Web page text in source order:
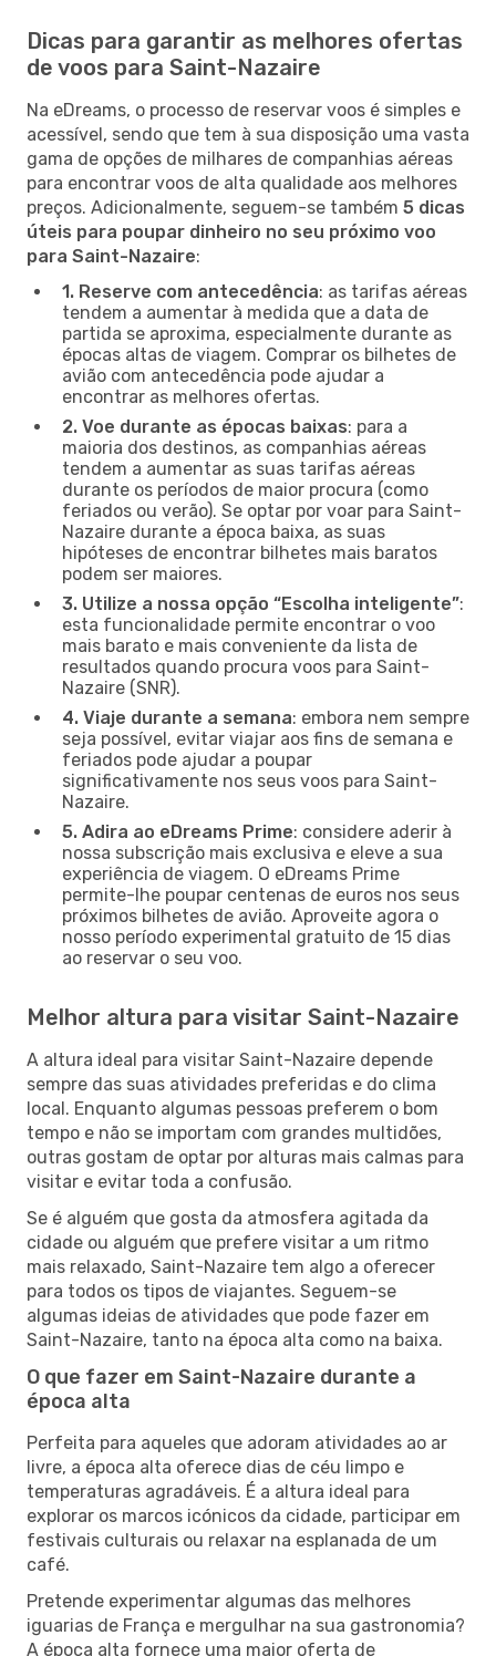
Dicas para garantir as melhores ofertas
de voos para Saint-Nazaire
Na eDreams, o processo de reservar voos é simples e
acessível, sendo que tem à sua disposição uma vasta
gama de opções de milhares de companhias aéreas
para encontrar voos de alta qualidade aos melhores
preços. Adicionalmente, seguem-se também 5 dicas
úteis para poupar dinheiro no seu próximo voo
para Saint-Nazaire:
1. Reserve com antecedência: as tarifas aéreas
tendem a aumentar à medida que a data de
partida se aproxima, especialmente durante as
épocas altas de viagem. Comprar os bilhetes de
avião com antecedência pode ajudar a
encontrar as melhores ofertas.
2. Voe durante as épocas baixas: para a
maioria dos destinos, as companhias aéreas
tendem a aumentar as suas tarifas aéreas
durante os períodos de maior procura (como
feriados ou verão). Se optar por voar para Saint-
Nazaire durante a época baixa, as suas
hipóteses de encontrar bilhetes mais baratos
podem ser maiores.
3. Utilize a nossa opção “Escolha inteligente”:
esta funcionalidade permite encontrar o voo
mais barato e mais conveniente da lista de
resultados quando procura voos para Saint-
Nazaire (SNR).
4. Viaje durante a semana: embora nem sempre
seja possível, evitar viajar aos fins de semana e
feriados pode ajudar a poupar
significativamente nos seus voos para Saint-
Nazaire.
5. Adira ao eDreams Prime: considere aderir à
nossa subscrição mais exclusiva e eleve a sua
experiência de viagem. O eDreams Prime
permite-lhe poupar centenas de euros nos seus
próximos bilhetes de avião. Aproveite agora o
nosso período experimental gratuito de 15 dias
ao reservar o seu voo.
Melhor altura para visitar Saint-Nazaire
A altura ideal para visitar Saint-Nazaire depende
sempre das suas atividades preferidas e do clima
local. Enquanto algumas pessoas preferem o bom
tempo e não se importam com grandes multidões,
outras gostam de optar por alturas mais calmas para
visitar e evitar toda a confusão.
Se é alguém que gosta da atmosfera agitada da
cidade ou alguém que prefere visitar a um ritmo
mais relaxado, Saint-Nazaire tem algo a oferecer
para todos os tipos de viajantes. Seguem-se
algumas ideias de atividades que pode fazer em
Saint-Nazaire, tanto na época alta como na baixa.
O que fazer em Saint-Nazaire durante a
época alta
Perfeita para aqueles que adoram atividades ao ar
livre, a época alta oferece dias de céu limpo e
temperaturas agradáveis. É a altura ideal para
explorar os marcos icónicos da cidade, participar em
festivais culturais ou relaxar na esplanada de um
café.
Pretende experimentar algumas das melhores
iguarias de França e mergulhar na sua gastronomia?
A época alta fornece uma maior oferta de